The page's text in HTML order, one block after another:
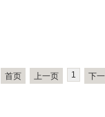
首页 上一页 1 下